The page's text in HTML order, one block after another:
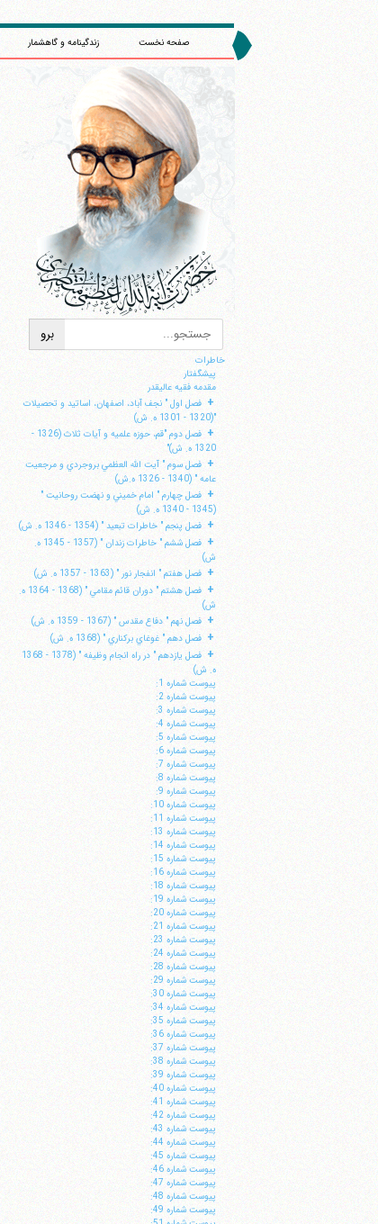
صفحه نخست زندگینامه و گاهشمار
خاطرات
پيشگفتار
مقدمه فقيه عاليقدر
+ فصل اول " نجف آباد، اصفهان، اساتيد و تحصيلات
"(1320 - 1301 ه. ش)
+
فصل دوم "قم، حوزه علميه و آيات ثلاث (1326 -
1320 ه. ش)"
+ فصل سوم " آيت الله العظمي بروجردي و مرجعيت
عامه " (1340 - 1326 ه.ش)
+ فصل چهارم " امام خميني و نهضت روحانيت "
(1345 - 1340 ه. ش)
+ فصل پنجم " خاطرات تبعيد " (1354 - 1346 ه. ش)
+
فصل ششم " خاطرات زندان " (1357 - 1345 ه.
ش)
+ فصل هفتم " انفجار نور " (1363 - 1357 ه. ش)
+
فصل هشتم " دوران قائم مقامي " (1368 - 1364 ه.
ش)
+ فصل نهم " دفاع مقدس " (1367 - 1359 ه. ش)
+ فصل دهم " غوغاي بركناري " (1368 ه. ش)
+
فصل يازدهم " در راه انجام وظيفه " (1378 - 1368
ه. ش)
پيوست شماره 1:
پيوست شماره 2:
پيوست شماره 3:
پيوست شماره 4:
پيوست شماره 5:
پيوست شماره 6:
پيوست شماره 7:
پيوست شماره 8:
پيوست شماره 9:
پيوست شماره 10:
پيوست شماره 11:
پيوست شماره 13:
پيوست شماره 14:
پيوست شماره 15:
پيوست شماره 16:
پيوست شماره 18:
پيوست شماره 19:
پيوست شماره 20:
پيوست شماره 21:
پيوست شماره 23:
پيوست شماره 24:
پيوست شماره 28:
پيوست شماره 29:
پيوست شماره 30:
پيوست شماره 34:
پيوست شماره 35:
پيوست شماره 36:
پيوست شماره 37:
پيوست شماره 38:
پيوست شماره 39:
پيوست شماره 40:
پيوست شماره 41:
پيوست شماره 42:
پيوست شماره 43:
پيوست شماره 44:
پيوست شماره 45:
پيوست شماره 46:
پيوست شماره 47:
پيوست شماره 48:
پيوست شماره 49: